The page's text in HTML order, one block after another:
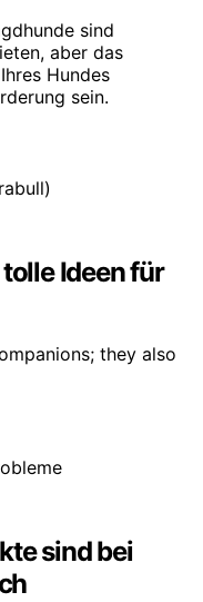
sind
aber das
Hundes
sein.
Ideen für
they also
sind bei